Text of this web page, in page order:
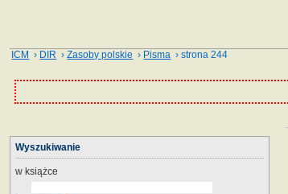
ICM › DIR ›Zasoby polskie › Pisma › strona 244
Wyszukiwanie
w książce